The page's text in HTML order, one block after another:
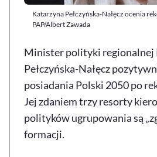
Katarzyna Pełczyńska-Nałęcz ocenia
PAP/Albert Zawada
Minister polityki regionalnej
Pełczyńska-Nałęcz
posiadania Polski 2050 po
Jej zdaniem trzy resorty
polityków ugrupowania są
formacji.